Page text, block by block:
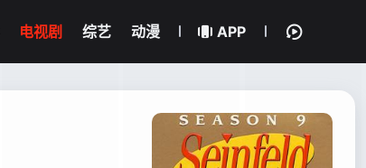
电视剧 综艺 动漫 APP